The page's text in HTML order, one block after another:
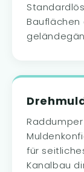
Bauflächen
für
Kanalbau